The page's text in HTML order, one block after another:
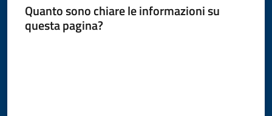
Quanto sono chiare le informazioni su
questa pagina?